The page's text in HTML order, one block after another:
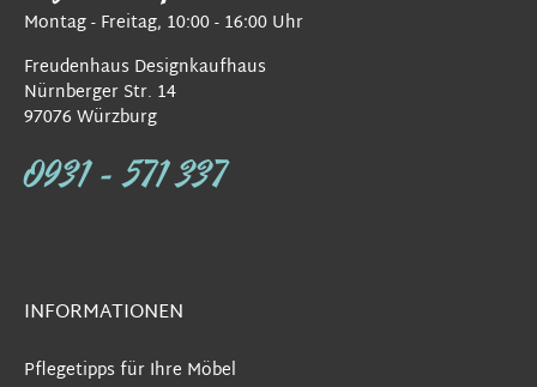
Montag - Freitag, 10:00 - 16:00 Uhr
Freudenhaus Designkaufhaus
Nürnberger Str. 14
97076 Würzburg
0931 - 571 337
INFORMATIONEN
Pflegetipps für Ihre Möbel